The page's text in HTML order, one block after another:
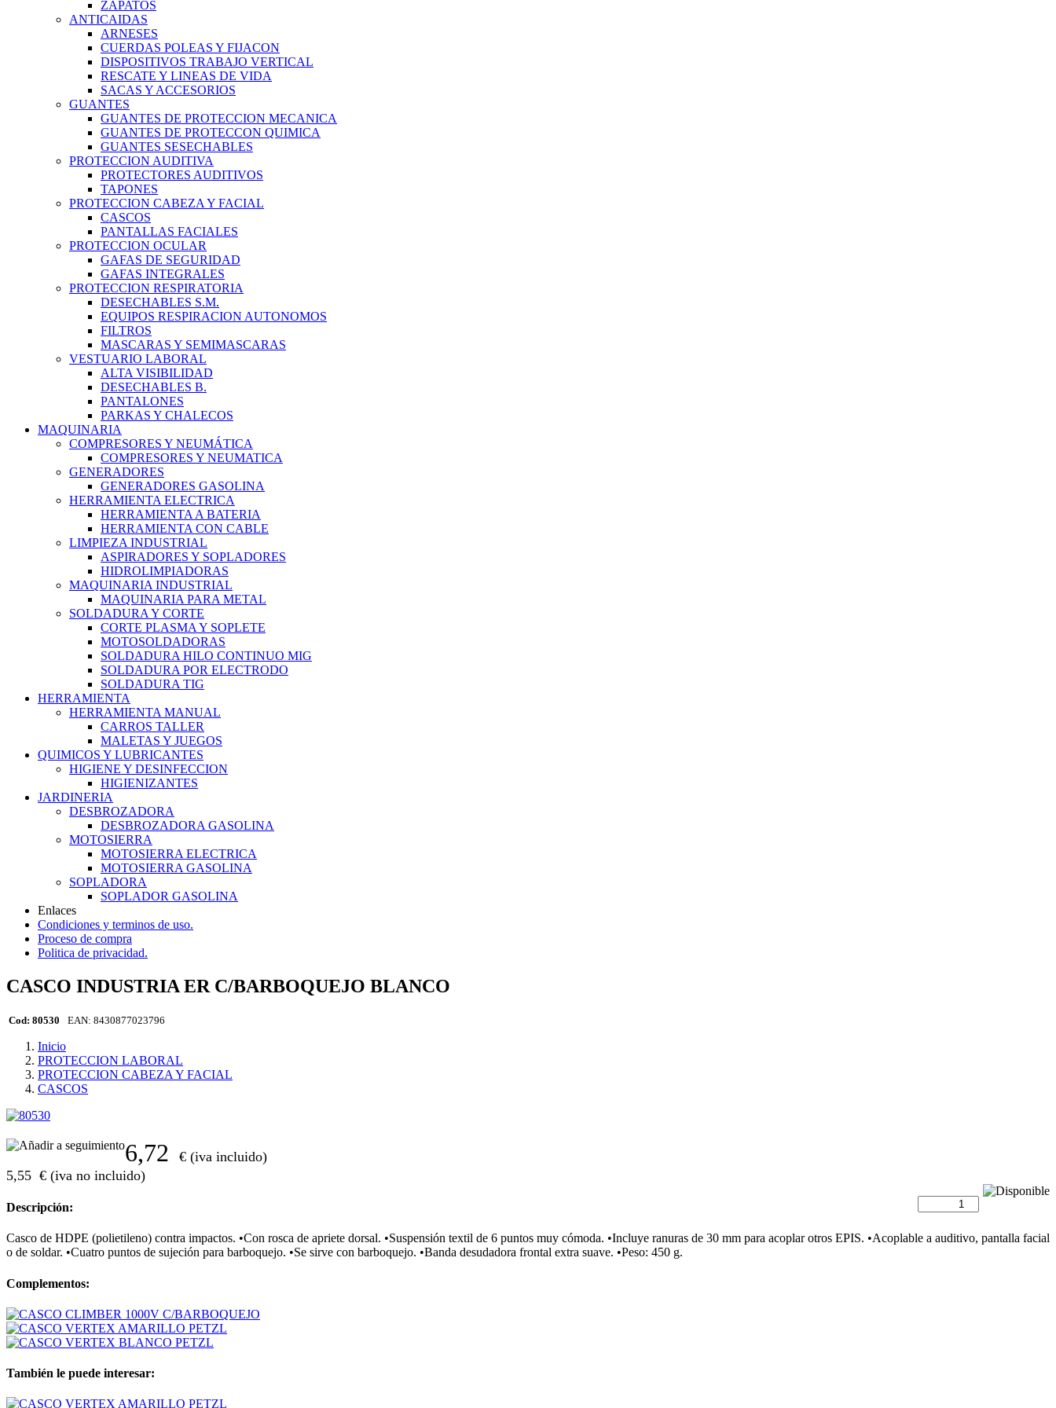
ZAPATOS
ANTICAIDAS
ARNESES
CUERDAS POLEAS Y FIJACON
DISPOSITIVOS TRABAJO VERTICAL
RESCATE Y LINEAS DE VIDA
SACAS Y ACCESORIOS
GUANTES
GUANTES DE PROTECCION MECANICA
GUANTES DE PROTECCON QUIMICA
GUANTES SESECHABLES
PROTECCION AUDITIVA
PROTECTORES AUDITIVOS
TAPONES
PROTECCION CABEZA Y FACIAL
CASCOS
PANTALLAS FACIALES
PROTECCION OCULAR
GAFAS DE SEGURIDAD
GAFAS INTEGRALES
PROTECCION RESPIRATORIA
DESECHABLES S.M.
EQUIPOS RESPIRACION AUTONOMOS
FILTROS
MASCARAS Y SEMIMASCARAS
VESTUARIO LABORAL
ALTA VISIBILIDAD
DESECHABLES B.
PANTALONES
PARKAS Y CHALECOS
MAQUINARIA
COMPRESORES Y NEUMÁTICA
COMPRESORES Y NEUMATICA
GENERADORES
GENERADORES GASOLINA
HERRAMIENTA ELECTRICA
HERRAMIENTA A BATERIA
HERRAMIENTA CON CABLE
LIMPIEZA INDUSTRIAL
ASPIRADORES Y SOPLADORES
HIDROLIMPIADORAS
MAQUINARIA INDUSTRIAL
MAQUINARIA PARA METAL
SOLDADURA Y CORTE
CORTE PLASMA Y SOPLETE
MOTOSOLDADORAS
SOLDADURA HILO CONTINUO MIG
SOLDADURA POR ELECTRODO
SOLDADURA TIG
HERRAMIENTA
HERRAMIENTA MANUAL
CARROS TALLER
MALETAS Y JUEGOS
QUIMICOS Y LUBRICANTES
HIGIENE Y DESINFECCION
HIGIENIZANTES
JARDINERIA
DESBROZADORA
DESBROZADORA GASOLINA
MOTOSIERRA
MOTOSIERRA ELECTRICA
MOTOSIERRA GASOLINA
SOPLADORA
SOPLADOR GASOLINA
Enlaces
Condiciones y terminos de uso.
Proceso de compra
Politica de privacidad.
CASCO INDUSTRIA ER C/BARBOQUEJO BLANCO
Cod: 80530 EAN: 8430877023796
Inicio
PROTECCION LABORAL
PROTECCION CABEZA Y FACIAL
CASCOS
6,72
€ (iva incluido)
5,55 € (iva no incluido)
Descripción:
Casco de HDPE (polietileno) contra impactos. •Con rosca de apriete dorsal. •Suspensión textil de 6 puntos muy cómoda. •Incluye ranuras de 30 mm para acoplar otros EPIS. •Acoplable a auditivo, pantalla facial
o de soldar. •Cuatro puntos de sujeción para barboquejo. •Se sirve con barboquejo. •Banda desudadora frontal extra suave. •Peso: 450 g.
Complementos:
También le puede interesar: